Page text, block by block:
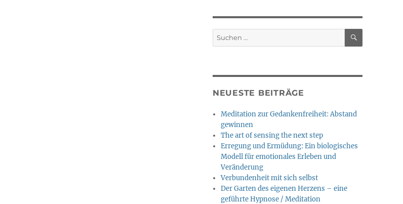
Suche
nach:
SUCHEN
NEUESTE BEITRÄGE
Meditation zur Gedankenfreiheit: Abstand
gewinnen
The art of sensing the next step
Erregung und Ermüdung: Ein biologisches
Modell für emotionales Erleben und
Veränderung
Verbundenheit mit sich selbst
Der Garten des eigenen Herzens – eine
geführte Hypnose / Meditation